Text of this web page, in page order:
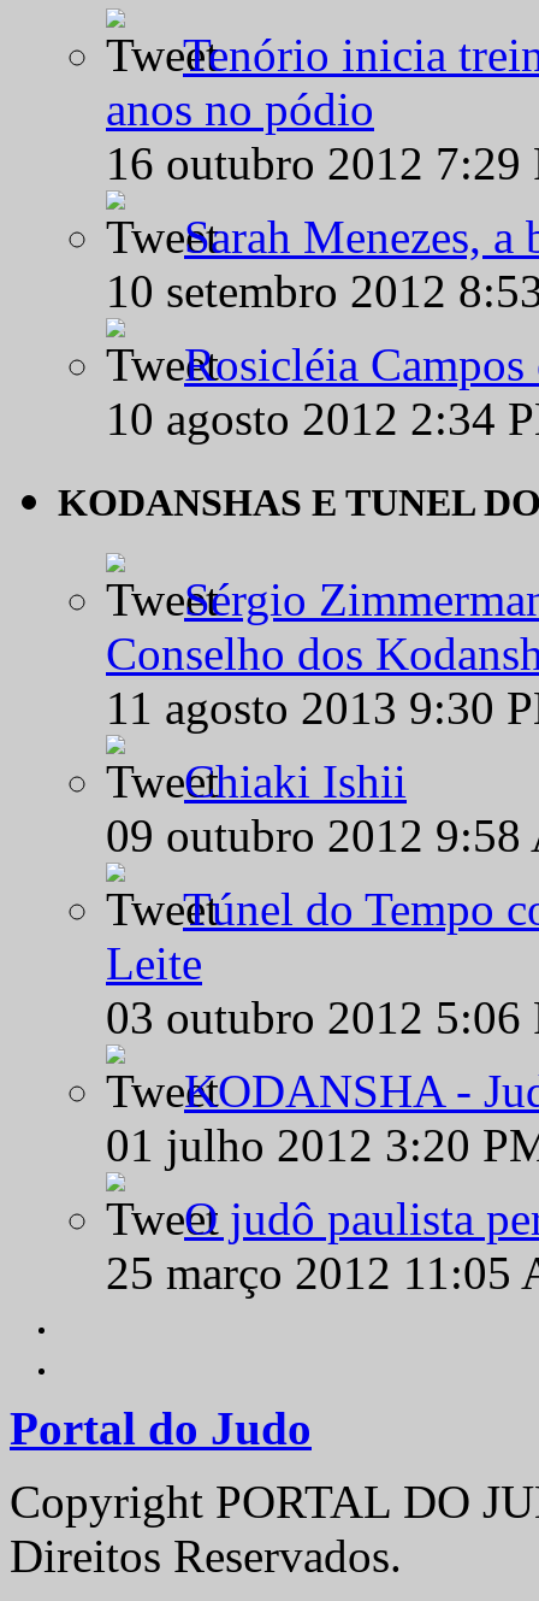
Tenório inicia
anos no pódio
16 outubro 2012
Sarah Menezes,
10 setembro 2012
Rosicléia
10 agosto 2012 2:34
KODANSHAS E TUNEL
Sérgio
Conselho dos
11 agosto 2013 9:30
Chiaki Ishii
09 outubro 2012
Túnel do Tempo
Leite
03 outubro 2012
KODANSHA -
01 julho 2012 3:20
O judô paulista
25 março 2012
Portal do Judo
Copyright PORTAL DO
Direitos Reservados.